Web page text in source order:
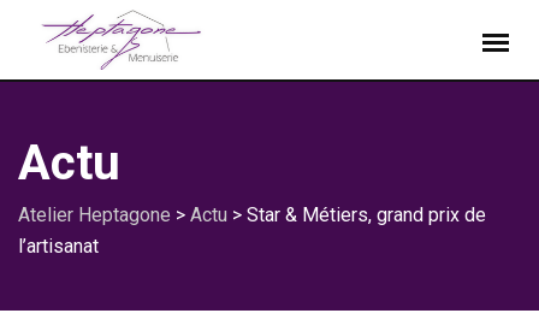
Actu
Atelier Heptagone > Actu > Star & Métiers, grand prix de
l’artisanat